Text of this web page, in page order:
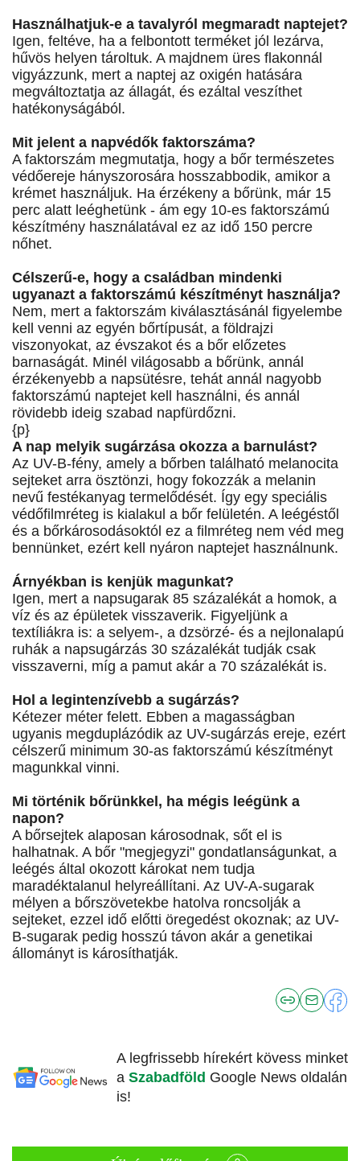
Használhatjuk-e a tavalyról megmaradt naptejet?
Igen, feltéve, ha a felbontott terméket jól lezárva,
hűvös helyen tároltuk. A majdnem üres flakonnál
vigyázzunk, mert a naptej az oxigén hatására
megváltoztatja az állagát, és ezáltal veszíthet
hatékonyságából.
Mit jelent a napvédők faktorszáma?
A faktorszám megmutatja, hogy a bőr természetes
védőereje hányszorosára hosszabbodik, amikor a
krémet használjuk. Ha érzékeny a bőrünk, már 15
perc alatt leéghetünk - ám egy 10-es faktorszámú
készítmény használatával ez az idő 150 percre
nőhet.
Célszerű-e, hogy a családban mindenki
ugyanazt a faktorszámú készítményt használja?
Nem, mert a faktorszám kiválasztásánál figyelembe
kell venni az egyén bőrtípusát, a földrajzi
viszonyokat, az évszakot és a bőr előzetes
barnaságát. Minél világosabb a bőrünk, annál
érzékenyebb a napsütésre, tehát annál nagyobb
faktorszámú naptejet kell használni, és annál
rövidebb ideig szabad napfürdőzni.
{p}
A nap melyik sugárzása okozza a barnulást?
Az UV-B-fény, amely a bőrben található melanocita
sejteket arra ösztönzi, hogy fokozzák a melanin
nevű festékanyag termelődését. Így egy speciális
védőfilmréteg is kialakul a bőr felületén. A leégéstől
és a bőrkárosodásoktól ez a filmréteg nem véd meg
bennünket, ezért kell nyáron naptejet használnunk.
Árnyékban is kenjük magunkat?
Igen, mert a napsugarak 85 százalékát a homok, a
víz és az épületek visszaverik. Figyeljünk a
textíliákra is: a selyem-, a dzsörzé- és a nejlonalapú
ruhák a napsugárzás 30 százalékát tudják csak
visszaverni, míg a pamut akár a 70 százalékát is.
Hol a legintenzívebb a sugárzás?
Kétezer méter felett. Ebben a magasságban
ugyanis megduplázódik az UV-sugárzás ereje, ezért
célszerű minimum 30-as faktorszámú készítményt
magunkkal vinni.
Mi történik bőrünkkel, ha mégis leégünk a
napon?
A bőrsejtek alaposan károsodnak, sőt el is
halhatnak. A bőr "megjegyzi" gondatlanságunkat, a
leégés által okozott károkat nem tudja
maradéktalanul helyreállítani. Az UV-A-sugarak
mélyen a bőrszövetekbe hatolva roncsolják a
sejteket, ezzel idő előtti öregedést okoznak; az UV-
B-sugarak pedig hosszú távon akár a genetikai
állományt is károsíthatják.
A legfrissebb hírekért kövess minket
a Szabadföld Google News oldalán
is!